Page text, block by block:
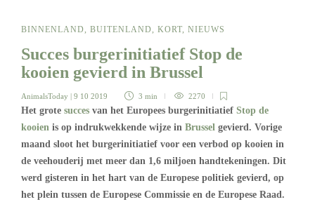
BINNENLAND, BUITENLAND, KORT, NIEUWS
Succes burgerinitiatief Stop de
kooien gevierd in Brussel
AnimalsToday | 9 10 2019 3 min 2270
Het grote succes van het Europees burgerinitiatief Stop de
kooien is op indrukwekkende wijze in Brussel gevierd. Vorige
maand sloot het burgerinitiatief voor een verbod op kooien in
de veehouderij met meer dan 1,6 miljoen handtekeningen. Dit
werd gisteren in het hart van de Europese politiek gevierd, op
het plein tussen de Europese Commissie en de Europese Raad.